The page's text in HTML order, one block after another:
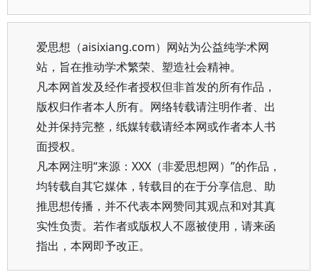
爱思想（aisixiang.com）网站为公益纯学术网
站，旨在推动学术繁荣、塑造社会精神。
凡本网首发及经作者授权但非首发的所有作品，
版权归作者本人所有。网络转载请注明作者、出
处并保持完整，纸媒转载请经本网或作者本人书
面授权。
凡本网注明“来源：XXX（非爱思想网）”的作品，
均转载自其它媒体，转载目的在于分享信息、助
推思想传播，并不代表本网赞同其观点和对其真
实性负责。若作者或版权人不愿被使用，请来函
指出，本网即予改正。